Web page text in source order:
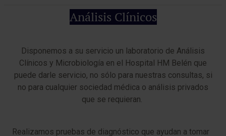
Análisis Clínicos
Disponemos a su servicio un laboratorio de Análisis
Clínicos y Microbiología en el Hospital HM Belén que
puede darle servicio, no sólo para nuestras consultas, si
no para cualquier sociedad médica o análisis privados
que se requieran.
Realizamos pruebas de diagnóstico que ayudan a tomar